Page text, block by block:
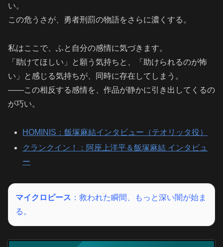
い。
この危うさが、勇者刑罰の物語をさらに濃くする。
私はここで、ふと自分の感情に気づきます。
「助けてほしい」と願う気持ちと、「助けられるのが怖
い」と感じる気持ちが、同時に存在してしまう。
――この相反する感情を、作品が静かに引き出してくるの
が巧い。
HOMINIS：飯塚麻結インタビュー（テオリッタ役）
クランクイン！：阿座上洋平＆飯塚麻結 インタビュ
ー
マイクロピース ：救われた瞬間、もっと深い闇が始ま
る。